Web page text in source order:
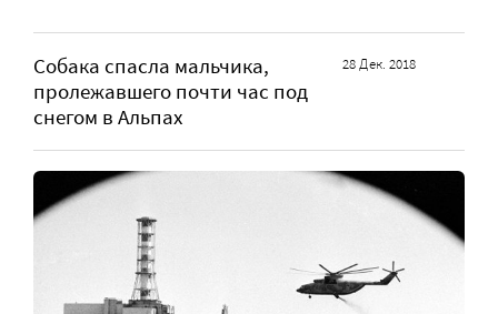
Собака спасла мальчика,
пролежавшего почти час под
снегом в Альпах
28 Дек. 2018